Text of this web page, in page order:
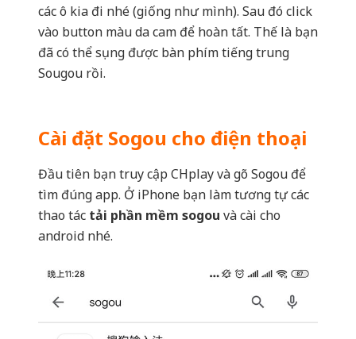
các ô kia đi nhé (giống như mình). Sau đó click
vào button màu da cam để hoàn tất. Thế là bạn
đã có thể sụng được bàn phím tiếng trung
Sougou rồi.
Cài đặt Sogou cho điện thoại
Đầu tiên bạn truy cập CHplay và gõ Sogou để
tìm đúng app. Ở iPhone bạn làm tương tự các
thao tác tải phần mềm sogou và cài cho
android nhé.